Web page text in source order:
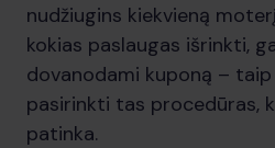
nudžiugins kiekvieną
kokias paslaugas išrinkti,
dovanodami kuponą –
pasirinkti tas procedūras,
patinka.